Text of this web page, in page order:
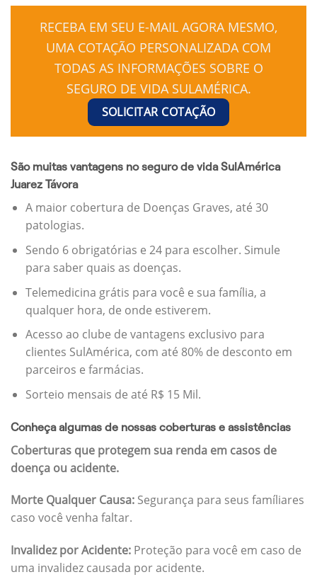
RECEBA EM SEU E-MAIL AGORA MESMO,
UMA COTAÇÃO PERSONALIZADA COM
TODAS AS INFORMAÇÕES SOBRE O
SEGURO DE VIDA SULAMÉRICA.
SOLICITAR COTAÇÃO
São muitas vantagens no seguro de vida SulAmérica
Juarez Távora
A maior cobertura de Doenças Graves, até 30
patologias.
Sendo 6 obrigatórias e 24 para escolher. Simule
para saber quais as doenças.
Telemedicina grátis para você e sua família, a
qualquer hora, de onde estiverem.
Acesso ao clube de vantagens exclusivo para
clientes SulAmérica, com até 80% de desconto em
parceiros e farmácias.
Sorteio mensais de até R$ 15 Mil.
Conheça algumas de nossas coberturas e assistências
Coberturas que protegem sua renda em casos de
doença ou acidente.
Morte Qualquer Causa: Segurança para seus famíliares
caso você venha faltar.
Invalidez por Acidente: Proteção para você em caso de
uma invalidez causada por acidente.